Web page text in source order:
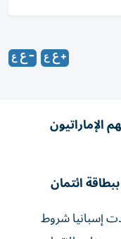
الإماراتيون
ائتمان
إسبانيا شروط